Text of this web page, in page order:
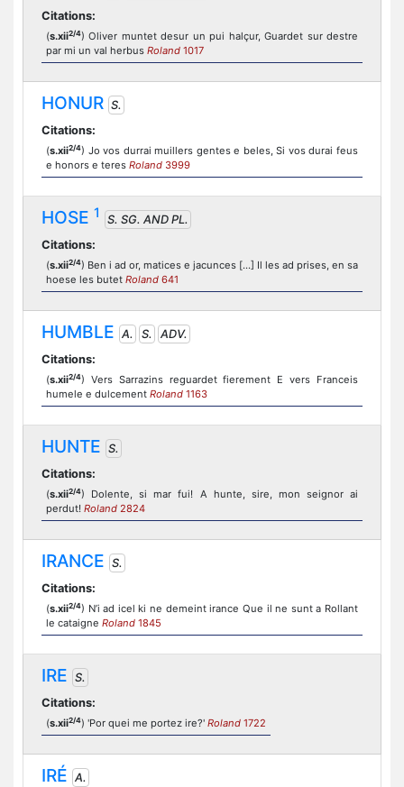
Citations:
(s.xii2/4) Oliver muntet desur un pui halçur, Guardet sur destre
par mi un val herbus Roland 1017
HONUR S.
Citations:
(s.xii2/4) Jo vos durrai muillers gentes e beles, Si vos durai feus
e honors e teres Roland 3999
HOSE 1
S. SG. AND PL.
Citations:
(s.xii2/4) Ben i ad or, matices e jacunces [...] Il les ad prises, en sa
hoese les butet Roland 641
HUMBLE A. S.
ADV.
Citations:
(s.xii2/4) Vers Sarrazins reguardet fierement E vers Franceis
humele e dulcement Roland 1163
HUNTE S.
Citations:
(s.xii2/4) Dolente, si mar fui! A hunte, sire, mon seignor ai
perdut! Roland 2824
IRANCE S.
Citations:
(s.xii2/4) N’i ad icel ki ne demeint irance Que il ne sunt a Rollant
le cataigne Roland 1845
IRE S.
Citations:
(s.xii2/4) 'Por quei me portez ire?' Roland 1722
IRÉ A.